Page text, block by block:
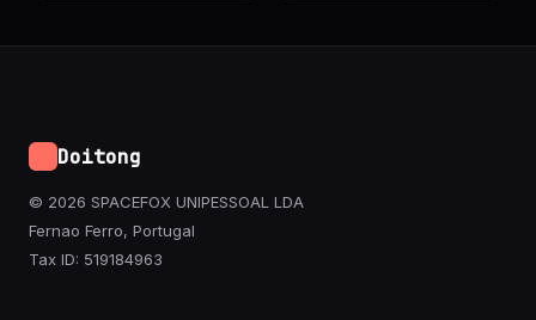
Doitong
© 2026 SPACEFOX UNIPESSOAL LDA
Fernao Ferro, Portugal
Tax ID: 519184963